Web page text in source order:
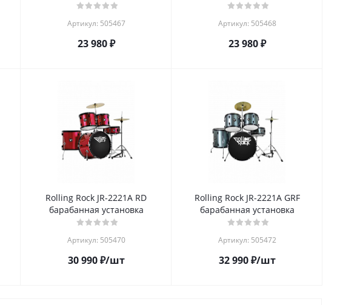
Артикул: 505467
23 980₽
Артикул: 505468
23 980₽
Rolling Rock JR-2221A RD
барабанная установка
Артикул: 505470
30 990₽/шт
Rolling Rock JR-2221A GRF
барабанная установка
Артикул: 505472
32 990₽/шт